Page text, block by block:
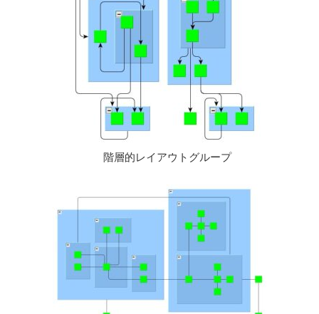
階層的レイアウトグループ